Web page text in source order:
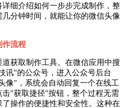
细介绍如何一步步完成制作，整
分钟时间，就能让你的微信头像
作流程
获取制作工具。在微信应用中搜
讯"的公众号，进入公众号后台
像"，系统会自动回复一个在线工
"获取捷径"按钮，整个过程无需
操作的便捷性和安全性。这种在